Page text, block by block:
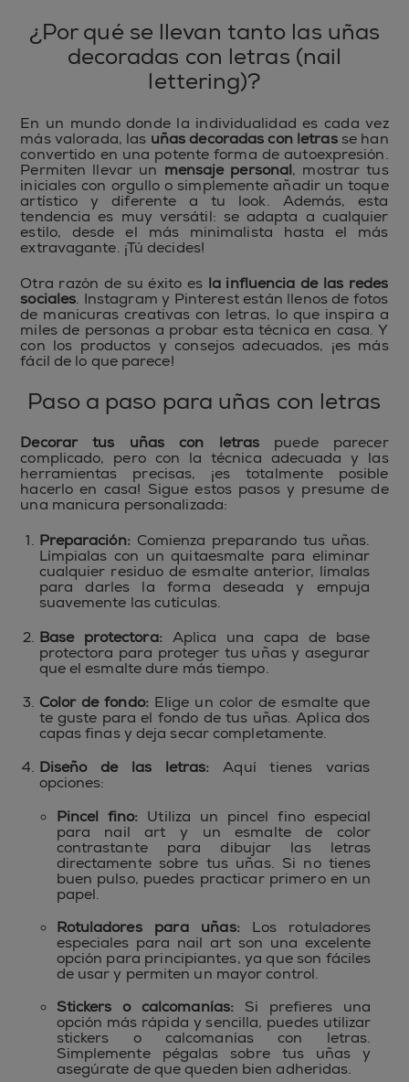
¿Por qué se llevan tanto las uñas
decoradas con letras (nail
lettering)?
En un mundo donde la individualidad es cada vez
más valorada, las uñas decoradas con letrasse han
convertido en una potente forma de autoexpresión.
Permiten llevar un mensaje personal, mostrar tus
iniciales con orgullo o simplemente añadir un toque
artístico y diferente a tu look. Además, esta
tendencia es muy versátil: se adapta a cualquier
estilo, desde el más minimalista hasta el más
extravagante. ¡Tú decides!
Otra razón de su éxito es la influencia de las redes
sociales. Instagram y Pinterest están llenos de fotos
de manicuras creativas con letras, lo que inspira a
miles de personas a probar esta técnica en casa. Y
con los productos y consejos adecuados, ¡es más
fácil de lo que parece!
Paso a paso para uñas con letras
Decorar tus uñas con letras puede parecer
complicado, pero con la técnica adecuada y las
herramientas precisas, ¡es totalmente posible
hacerlo en casa! Sigue estos pasos y presume de
una manicura personalizada:
Preparación:Comienza preparando tus uñas.
Límpialas con un quitaesmalte para eliminar
cualquier residuo de esmalte anterior, límalas
para darles la forma deseada y empuja
suavemente las cutículas.
Base protectora:Aplica una capa de base
protectora para proteger tus uñas y asegurar
que el esmalte dure más tiempo.
Color de fondo:Elige un color de esmalte que
te guste para el fondo de tus uñas. Aplica dos
capas finas y deja secar completamente.
Diseño de las letras: Aquí tienes varias
opciones:
Pincel fino: Utiliza un pincel fino especial
para nail art y un esmalte de color
contrastante para dibujar las letras
directamente sobre tus uñas. Si no tienes
buen pulso, puedes practicar primero en un
papel.
Rotuladores para uñas:Los rotuladores
especiales para nail art son una excelente
opción para principiantes, ya que son fáciles
de usar y permiten un mayor control.
Stickers o calcomanías: Si prefieres una
opción más rápida y sencilla, puedes utilizar
stickers o calcomanías con letras.
Simplemente pégalas sobre tus uñas y
asegúrate de que queden bien adheridas.